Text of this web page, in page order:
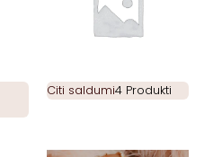
Citi saldumi4 Produkti